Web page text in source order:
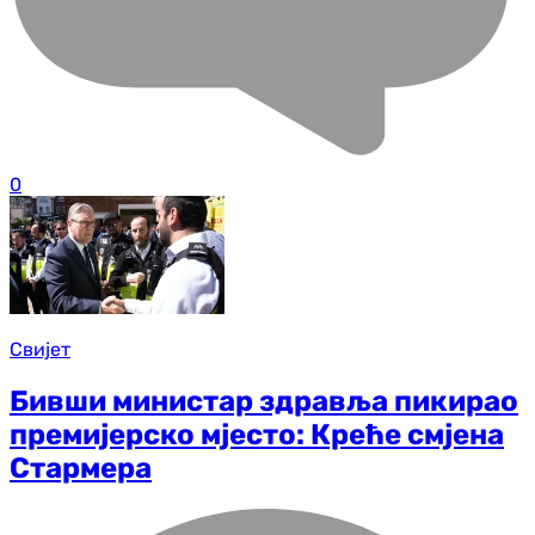
0
Свијет
Бивши министар здравља пикирао
премијерско мјесто: Креће смјена
Стармера